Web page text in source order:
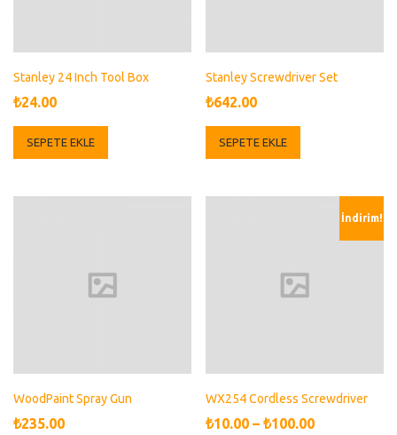
Stanley 24 Inch Tool Box
₺24.00
SEPETE EKLE
Stanley Screwdriver Set
₺642.00
SEPETE EKLE
WoodPaint Spray Gun
₺235.00
İndirim!
WX254 Cordless Screwdriver
₺10.00 –₺100.00